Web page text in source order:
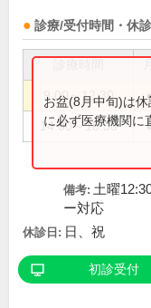
診療/受付時間・休
9:00～12:30
14:00～18:30
お盆(8月中旬)は
に必ず医療機関に
備考: 土曜
ー対応
休診日: 日、祝
初診受付